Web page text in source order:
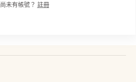
尚未有帳號？ 註冊